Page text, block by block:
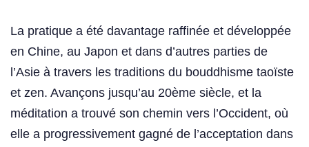
La pratique a été davantage raffinée et développée
en Chine, au Japon et dans d’autres parties de
l’Asie à travers les traditions du bouddhisme taoïste
et zen. Avançons jusqu’au 20ème siècle, et la
méditation a trouvé son chemin vers l’Occident, où
elle a progressivement gagné de l’acceptation dans